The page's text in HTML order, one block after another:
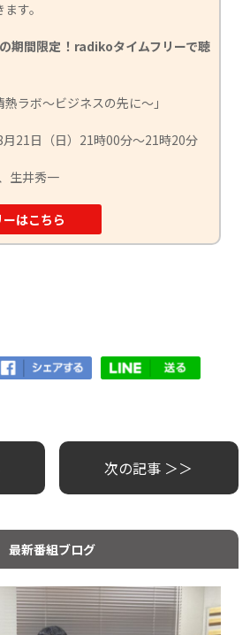
す。
期間限定！radikoタイムフリーで聴
ラボ～ビジネスの先に～」
21日（日）21時00分～21時20分
生井秀一
はこちら
次の記事 ＞＞
最新番組ブログ